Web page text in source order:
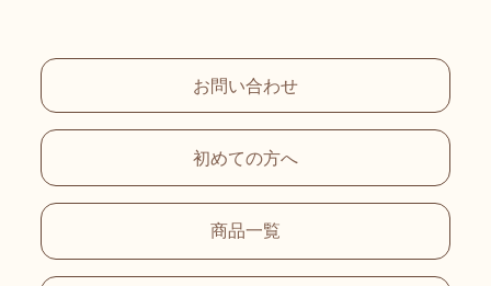
お問い合わせ
初めての方へ
商品一覧